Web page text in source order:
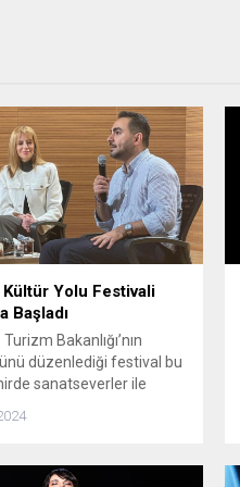
Yolu Festivali
Başladı
Bakanlığı’nın
düzenlediği festival bu
sanatseverler ile